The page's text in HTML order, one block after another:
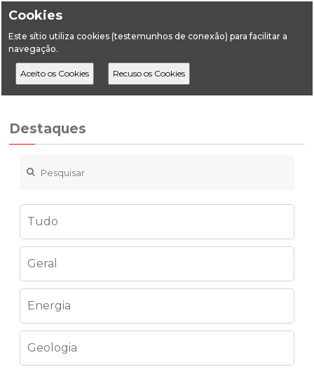
Cookies
Este sítio utiliza cookies (testemunhos de conexão) para facilitar a
navegação.
HomeDestaques Portaria nº 59/2022 Reservas de gás
Destaques
Tudo
Geral
Energia
Geologia